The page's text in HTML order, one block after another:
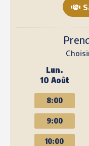
Lun.
10 Août
8:00
9:00
10:00